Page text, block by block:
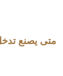
متى يصنع